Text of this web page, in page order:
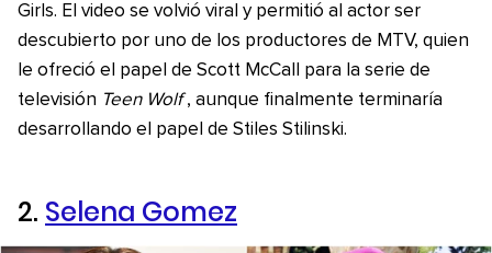
Girls.​ El video se volvió viral y permitió al actor ser
descubierto por uno de los productores de MTV, quien
le ofreció el papel de Scott McCall para la serie de
televisión Teen Wolf , aunque finalmente terminaría
desarrollando el papel de Stiles Stilinski.
2. Selena Gomez